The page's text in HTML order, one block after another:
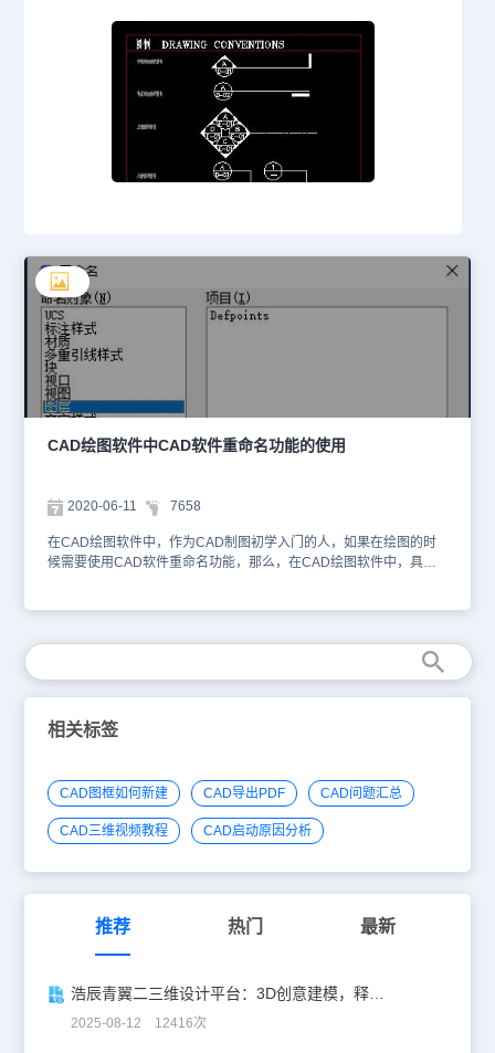
CAD绘图软件中CAD软件重命名功能的使用
2020-06-11 7658
在CAD绘图软件中，作为CAD制图初学入门的人，如果在绘图的时
候需要使用CAD软件重命名功能，那么，在CAD绘图软件中，具体
RENAME 在浩辰CAD绘图软件中，关于CAD软件重命名功能的使
用，rename 功能采用对话框模式，可以对 ucs、图块、文字样式、
线形等名称进行修改。选择命名对象类别后，输入旧名称和新名称即
可。在浩辰CAD绘图软件中，关于CAD软件重命名功能，我们可以
在绘图的时候根据需要进行命名，具体的操作过程，可以借鉴上述内
容，也可以从CAD下载一些CAD教程来使用。
相关标签
CAD图框如何新建 CAD导出PDF CAD问题汇总
CAD三维视频教程 CAD启动原因分析
推荐 热门 最新
浩辰青翼二三维设计平台：3D创意建模，释放创意生产力！
2025-08-12 12416次